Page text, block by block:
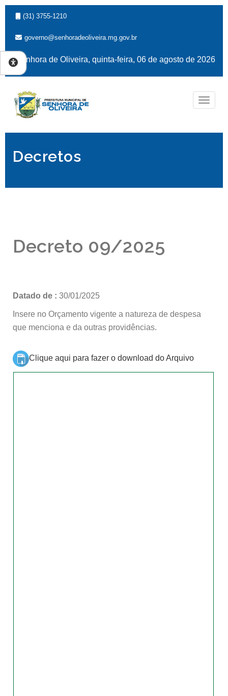
(31) 3755-1210
governo@senhoradeoliveira.mg.gov.br
Senhora de Oliveira, quinta-feira, 06 de agosto de 2026
Decretos
Decreto 09/2025
Datado de : 30/01/2025
Insere no Orçamento vigente a natureza de despesa
que menciona e da outras providências.
Clique aqui para fazer o download do Arquivo